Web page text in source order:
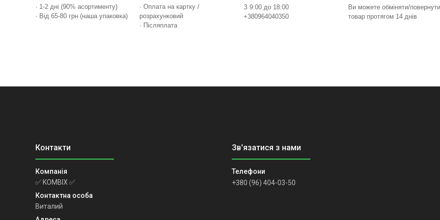
· 1-2 дні (90% асортименту)
· Від 65-80 грн (наша упаковка)
· Оплата на картку /
розрахунковий
· Післяплата
З 9:00 до 18:00
+380964040350
Ви можете обміняти/повернути
товар протягом 14 днів
✅ KOMBIX ✅
Виталий
+380 (96) 404-03-50